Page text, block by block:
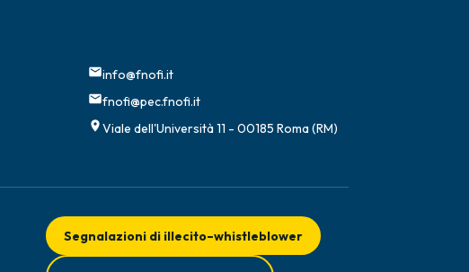
info@fnofi.it
fnofi@pec.fnofi.it
Viale dell'Università 11 - 00185 Roma (RM)
Segnalazioni di illecito–whistleblower